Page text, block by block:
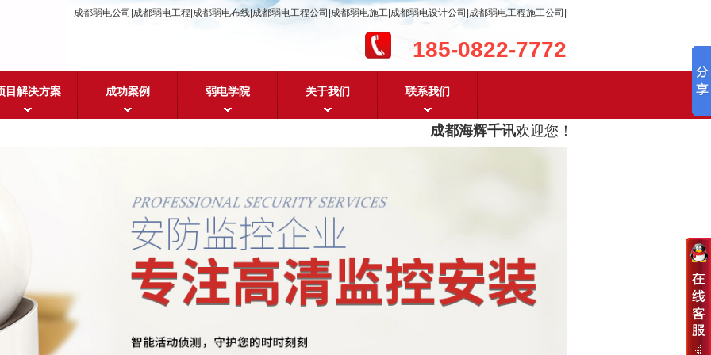
成都弱电公司|成都弱电工程|成都弱电布线|成都弱电工程公司|成都弱电施工|成都弱电设计公司|成都弱电工程施工公司|
185-0822-7772
目解决方案 成功案例 弱电学院 关于我们 联系我们
成都海辉千讯欢迎您！成都弱电工程设计及成